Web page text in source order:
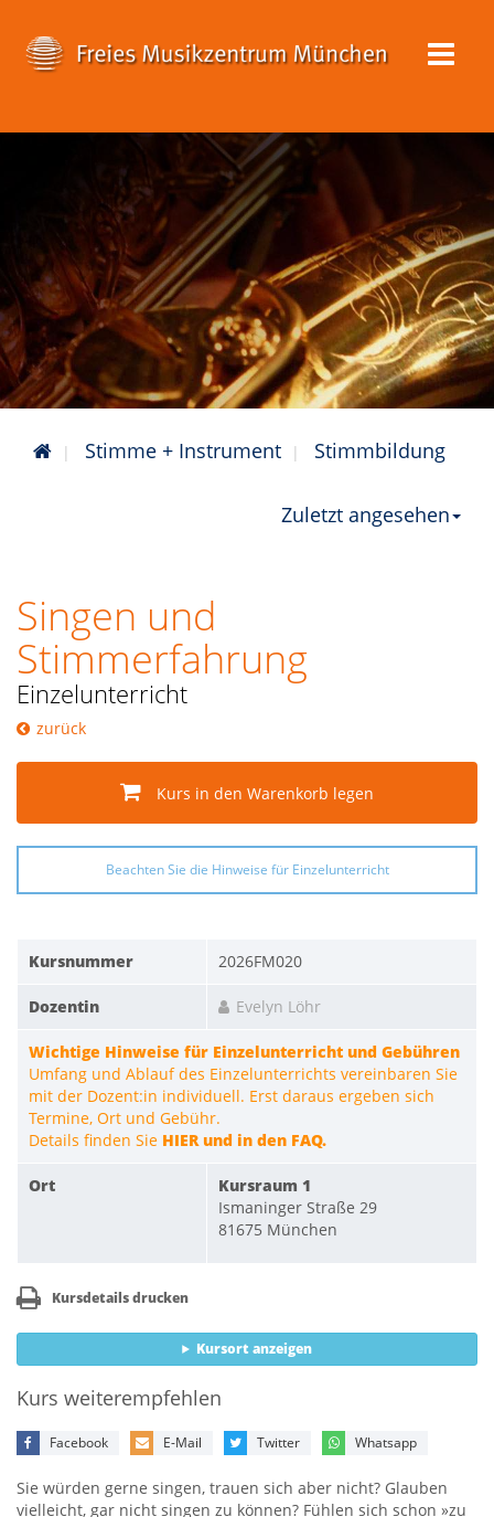
Stimme + Instrument Stimmbildung
Zuletzt angesehen
Singen und
Stimmerfahrung
Einzelunterricht
zurück
Kurs in den Warenkorb legen
Beachten Sie die Hinweise für Einzelunterricht
Kursnummer 2026FM020
Dozentin Evelyn Löhr
Wichtige Hinweise für Einzelunterricht und Gebühren
Umfang und Ablauf des Einzelunterrichts vereinbaren Sie
mit der Dozent:in individuell. Erst daraus ergeben sich
Termine, Ort und Gebühr.
Details finden Sie HIER und in den FAQ.
Ort
Kursraum 1
Ismaninger Straße 29
81675 München
Kursdetails drucken
Kursort anzeigen
Kurs weiterempfehlen
Facebook E-Mail Twitter Whatsapp
Sie würden gerne singen, trauen sich aber nicht? Glauben
vielleicht, gar nicht singen zu können? Fühlen sich schon »zu